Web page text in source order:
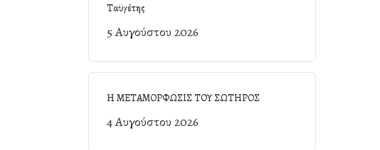
Ταϋγέτης
5 Αυγούστου 2026
Η ΜΕΤΑΜΟΡΦΩΣΙΣ ΤΟΥ ΣΩΤΗΡΟΣ
4 Αυγούστου 2026